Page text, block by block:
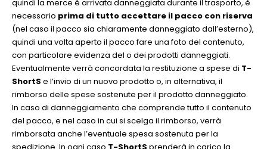
quindi la merce è arrivata danneggiata durante il trasporto, è
necessario prima di tutto accettare il pacco con riserva
(nel caso il pacco sia chiaramente danneggiato dall’esterno),
quindi una volta aperto il pacco fare una foto del contenuto,
con particolare evidenza del o dei prodotti danneggiati.
Eventualmente verrà concordata la restituzione a spese di T-
ShortS e l’invio di un nuovo prodotto o, in alternativa, il
rimborso delle spese sostenute per il prodotto danneggiato.
In caso di danneggiamento che comprende tutto il contenuto
del pacco, e nel caso in cui si scelga il rimborso, verrà
rimborsata anche l’eventuale spesa sostenuta per la